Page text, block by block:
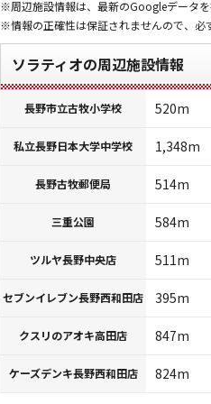
※周辺施設情報は、最新のGoogleデータを
※情報の正確性は保証されませんので、必
ソラティオの周辺施設情報
長野市立古牧小学校 520m
私立長野日本大学中学校 1,348m
長野古牧郵便局 514m
三重公園 584m
ツルヤ長野中央店 511m
セブンイレブン長野西和田店 395m
クスリのアオキ高田店 847m
ケーズデンキ長野西和田店 824m